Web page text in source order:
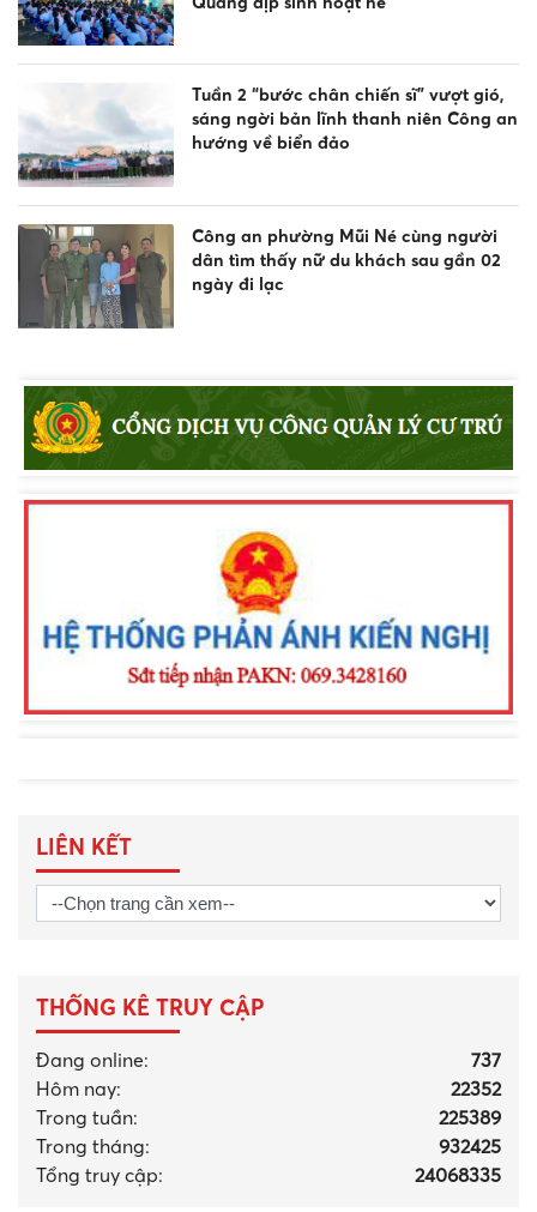
Tuần 2 “bước chân chiến sĩ” vượt gió,
sáng ngời bản lĩnh thanh niên Công an
hướng về biển đảo
Công an phường Mũi Né cùng người
dân tìm thấy nữ du khách sau gần 02
ngày đi lạc
thông, phòng chống đuối nước và
trợ
phường Nam Gia Nghĩa trong đấu
tranh phòng, chống tội phạm
LIÊN KẾT
THỐNG KÊ TRUY CẬP
Đang online:
737
Hôm nay:
22352
Trong tuần:
225389
Trong tháng:
932425
Tổng truy cập:
24068335